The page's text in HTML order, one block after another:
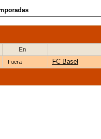
En
Fuera FC Basel